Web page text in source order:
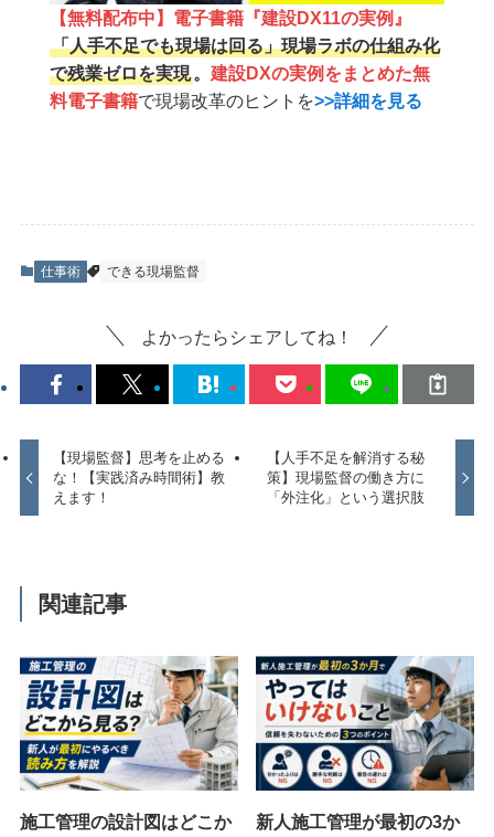
【無料配布中】電子書籍『建設DX11の実例』
「人手不足でも現場は回る」現場ラボの仕組み化
で残業ゼロを実現。 建設DXの実例をまとめた無
料電子書籍で現場改革のヒントを>>詳細を見る
仕事術 できる現場監督
よかったらシェアしてね！
【現場監督】思考を止める
な！【実践済み時間術】教
えます！
【人手不足を解消する秘
策】現場監督の働き方に
「外注化」という選択肢
関連記事
施工管理の設計図はどこか
新人施工管理が最初の3か